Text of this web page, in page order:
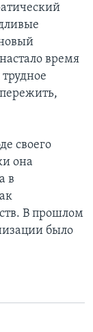
время
своего
она
в
В прошлом
было